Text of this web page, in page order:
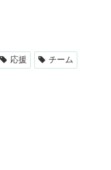
応援
チーム